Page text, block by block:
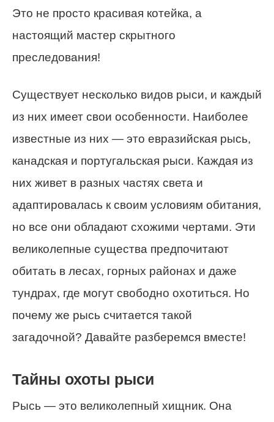
Это не просто красивая котейка, а
настоящий мастер скрытного
преследования!
Существует несколько видов рыси, и каждый
из них имеет свои особенности. Наиболее
известные из них — это евразийская рысь,
канадская и португальская рыси. Каждая из
них живет в разных частях света и
адаптировалась к своим условиям обитания,
но все они обладают схожими чертами. Эти
великолепные существа предпочитают
обитать в лесах, горных районах и даже
тундрах, где могут свободно охотиться. Но
почему же рысь считается такой
загадочной? Давайте разберемся вместе!
Тайны охоты рыси
Рысь — это великолепный хищник. Она